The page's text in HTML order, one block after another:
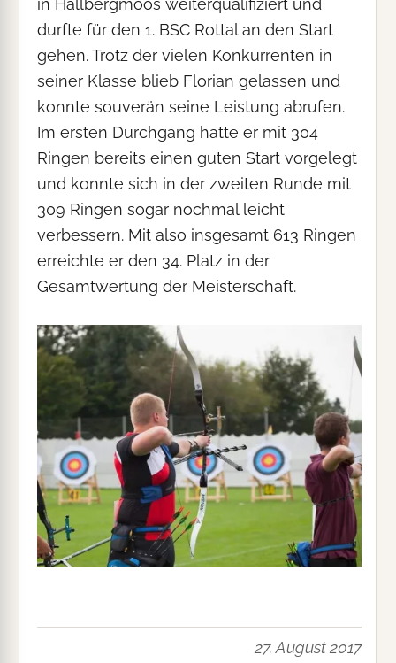
in Hallbergmoos weiterqualifiziert und
durfte für den 1. BSC Rottal an den Start
gehen. Trotz der vielen Konkurrenten in
seiner Klasse blieb Florian gelassen und
konnte souverän seine Leistung abrufen.
Im ersten Durchgang hatte er mit 304
Ringen bereits einen guten Start vorgelegt
und konnte sich in der zweiten Runde mit
309 Ringen sogar nochmal leicht
verbessern. Mit also insgesamt 613 Ringen
erreichte er den 34. Platz in der
Gesamtwertung der Meisterschaft.
27. August 2017